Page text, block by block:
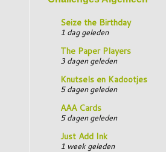
Seize the Birthday
1 dag geleden
The Paper Players
3 dagen geleden
Knutsels en Kadootjes
5 dagen geleden
AAA Cards
5 dagen geleden
Just Add Ink
1 week geleden